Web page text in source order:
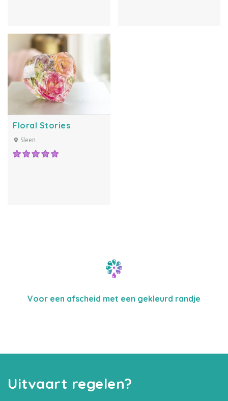
Floral Stories
Sleen
Voor een afscheid met een gekleurd randje
Uitvaart regelen?